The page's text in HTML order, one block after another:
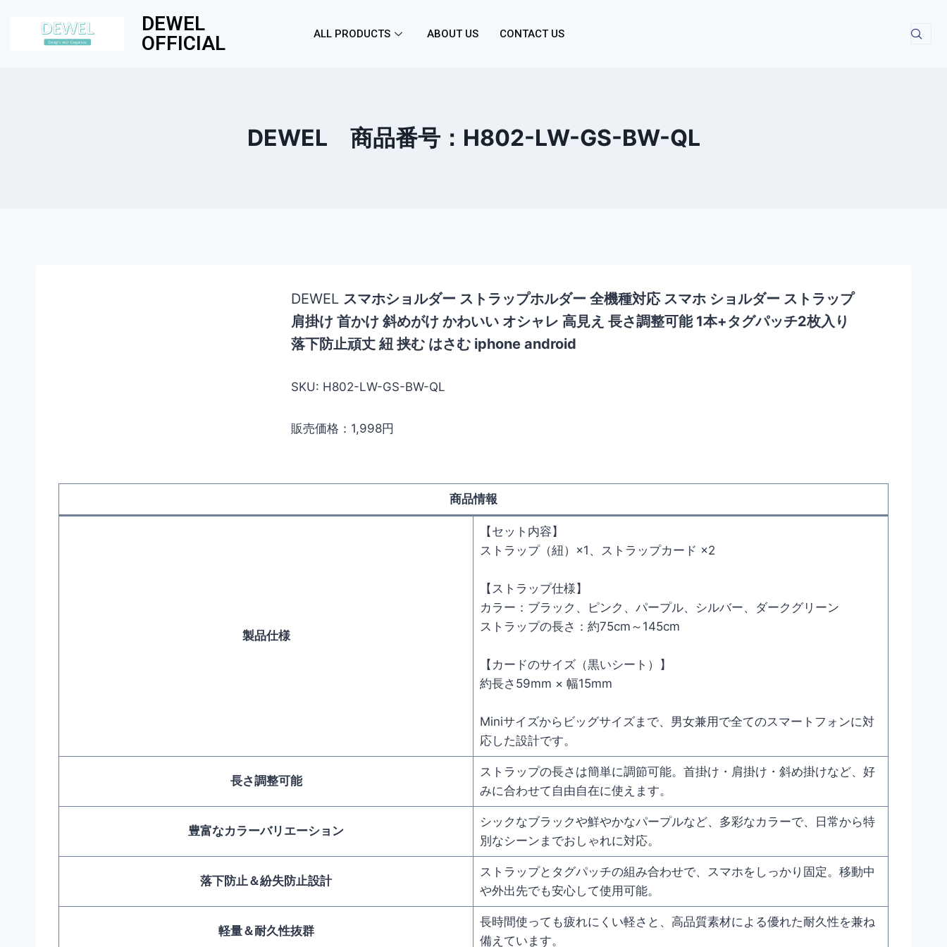
DEWEL
OFFICIAL
ALL PRODUCTS ABOUT US CONTACT US
DEWEL 商品番号：H802-LW-GS-BW-QL
DEWEL スマホショルダー ストラップホルダー 全機種対応 スマホ ショルダー ストラップ
肩掛け 首かけ 斜めがけ かわいい オシャレ 高見え 長さ調整可能 1本+タグパッチ2枚入り
落下防止頑丈 紐 挟む はさむ iphone android
SKU: H802-LW-GS-BW-QL
販売価格：1,998円
商品情報
製品仕様
【セット内容】
ストラップ（紐）×1、ストラップカード ×2
【ストラップ仕様】
カラー：ブラック、ピンク、パープル、シルバー、ダークグリーン
ストラップの長さ：約75cm～145cm
【カードのサイズ（黒いシート）】
約長さ59mm × 幅15mm
Miniサイズからビッグサイズまで、男女兼用で全てのスマートフォンに対
応した設計です。
長さ調整可能
ストラップの長さは簡単に調節可能。首掛け・肩掛け・斜め掛けなど、好
みに合わせて自由自在に使えます。
豊富なカラーバリエーション
シックなブラックや鮮やかなパープルなど、多彩なカラーで、日常から特
別なシーンまでおしゃれに対応。
落下防止＆紛失防止設計
ストラップとタグパッチの組み合わせで、スマホをしっかり固定。移動中
や外出先でも安心して使用可能。
軽量＆耐久性抜群
長時間使っても疲れにくい軽さと、高品質素材による優れた耐久性を兼ね
備えています。